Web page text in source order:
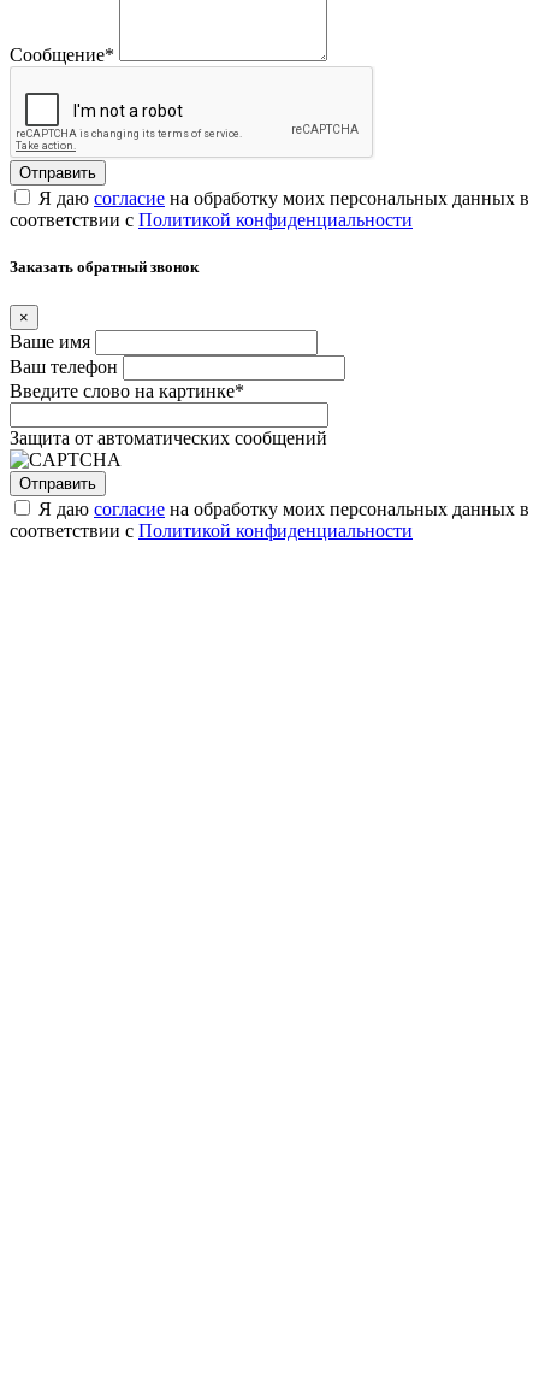
Сообщение*
Я даю согласие на обработку моих персональных данных в
соответствии с Политикой конфиденциальности
Заказать обратный звонок
×
Ваше имя
Ваш телефон
Введите слово на картинке*
Защита от автоматических сообщений
Я даю согласие на обработку моих персональных данных в
соответствии с Политикой конфиденциальности